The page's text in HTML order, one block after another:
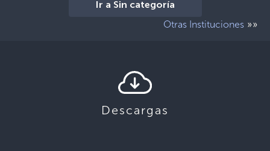
Ir a Sin categoría
Otras Instituciones »»
Descargas